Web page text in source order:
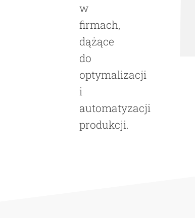
w
firmach,
dążące
do
optymalizacji
i
automatyzacji
produkcji.